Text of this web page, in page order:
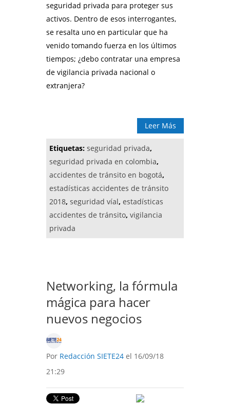
seguridad privada para proteger sus
activos. Dentro de esos interrogantes,
se resalta uno en particular que ha
venido tomando fuerza en los últimos
tiempos; ¿debo contratar una empresa
de vigilancia privada nacional o
extranjera?
Leer Más
Etiquetas: seguridad privada,
seguridad privada en colombia,
accidentes de tránsito en bogotá,
estadísticas accidentes de tránsito
2018, seguridad víal, estadísticas
accidentes de tránsito, vigilancia
privada
Networking, la fórmula
mágica para hacer
nuevos negocios
Por Redacción SIETE24 el 16/09/18
21:29